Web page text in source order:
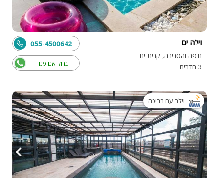
וילה ים
חיפה והסביבה, קרית ים
3 חדרים
בדוק אם פנוי
055-4500642
וילה עם בריכה